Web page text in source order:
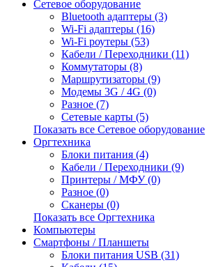
Сетевое оборудование
Bluetooth адаптеры (3)
Wi-Fi адаптеры (16)
Wi-Fi роутеры (53)
Кабели / Переходники (11)
Коммутаторы (8)
Маршрутизаторы (9)
Модемы 3G / 4G (0)
Разное (7)
Сетевые карты (5)
Показать все Сетевое оборудование
Оргтехника
Блоки питания (4)
Кабели / Переходники (9)
Принтеры / МФУ (0)
Разное (0)
Сканеры (0)
Показать все Оргтехника
Компьютеры
Смартфоны / Планшеты
Блоки питания USB (31)